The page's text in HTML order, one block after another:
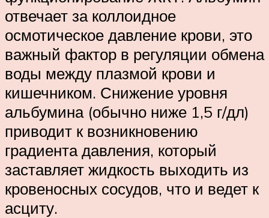
отвечает за коллоидное
осмотическое давление крови, это
важный фактор в регуляции обмена
воды между плазмой крови и
кишечником. Снижение уровня
альбумина (обычно ниже 1,5 г/дл)
приводит к возникновению
градиента давления, который
заставляет жидкость выходить из
кровеносных сосудов, что и ведет к
асциту.